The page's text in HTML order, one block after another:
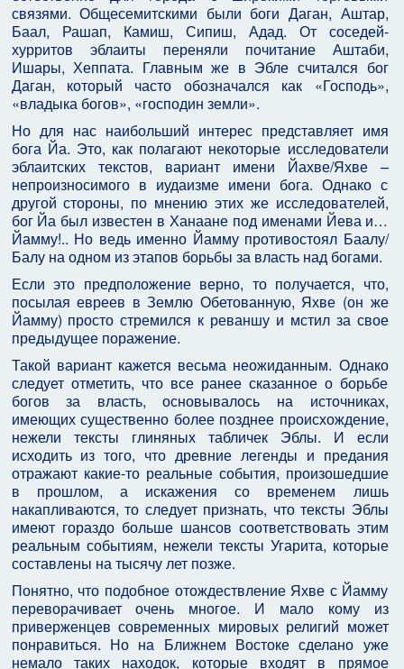
связями. Общесемитскими были боги Даган, Аштар,
Баал, Рашап, Камиш, Сипиш, Адад. От соседей-
хурритов эблаиты переняли почитание Аштаби,
Ишары, Хеппата. Главным же в Эбле считался бог
Даган, который часто обозначался как «Господь»,
«владыка богов», «господин земли».
Но для нас наибольший интерес представляет имя
бога Йа. Это, как полагают некоторые исследователи
эблаитских текстов, вариант имени Йахве/Яхве –
непроизносимого в иудаизме имени бога. Однако с
другой стороны, по мнению этих же исследователей,
бог Йа был известен в Ханаане под именами Йева и…
Йамму!.. Но ведь именно Йамму противостоял Баалу/
Балу на одном из этапов борьбы за власть над богами.
Если это предположение верно, то получается, что,
посылая евреев в Землю Обетованную, Яхве (он же
Йамму) просто стремился к реваншу и мстил за свое
предыдущее поражение.
Такой вариант кажется весьма неожиданным. Однако
следует отметить, что все ранее сказанное о борьбе
богов за власть, основывалось на источниках,
имеющих существенно более позднее происхождение,
нежели тексты глиняных табличек Эблы. И если
исходить из того, что древние легенды и предания
отражают какие-то реальные события, произошедшие
в прошлом, а искажения со временем лишь
накапливаются, то следует признать, что тексты Эблы
имеют гораздо больше шансов соответствовать этим
реальным событиям, нежели тексты Угарита, которые
составлены на тысячу лет позже.
Понятно, что подобное отождествление Яхве с Йамму
переворачивает очень многое. И мало кому из
приверженцев современных мировых религий может
понравиться. Но на Ближнем Востоке сделано уже
немало таких находок, которые входят в прямое